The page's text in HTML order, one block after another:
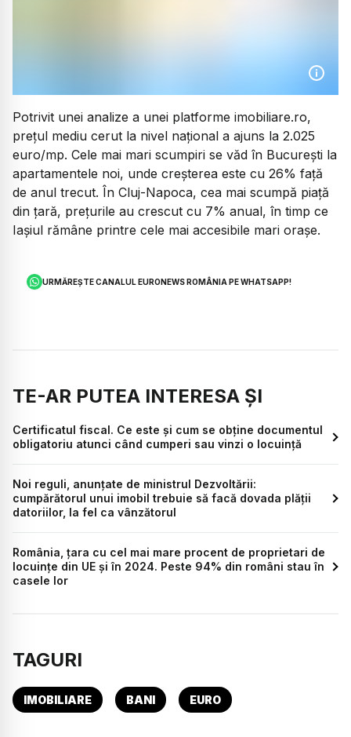
Potrivit unei analize a unei platforme imobiliare.ro,
prețul mediu cerut la nivel național a ajuns la 2.025
euro/mp. Cele mai mari scumpiri se văd în București la
apartamentele noi, unde creșterea este cu 26% față
de anul trecut. În Cluj-Napoca, cea mai scumpă piață
din țară, prețurile au crescut cu 7% anual, în timp ce
Iașiul rămâne printre cele mai accesibile mari orașe.
URMĂREȘTE CANALUL EURONEWS ROMÂNIA PE WHATSAPP!
TE-AR PUTEA INTERESA ȘI
Certificatul fiscal. Ce este și cum se obține documentul
obligatoriu atunci când cumperi sau vinzi o locuință
Noi reguli, anunțate de ministrul Dezvoltării:
cumpărătorul unui imobil trebuie să facă dovada plății
datoriilor, la fel ca vânzătorul
România, țara cu cel mai mare procent de proprietari de
locuințe din UE și în 2024. Peste 94% din români stau în
casele lor
TAGURI
IMOBILIARE BANI EURO